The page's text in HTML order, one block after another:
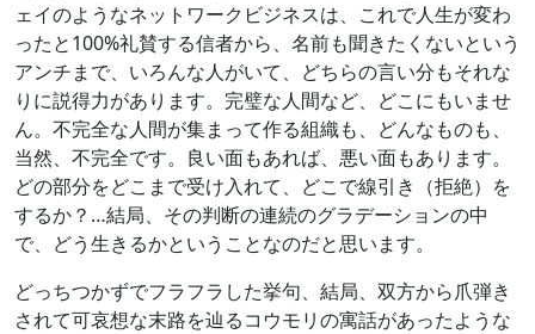
ェイのようなネットワークビジネスは、これで人生が変わ
ったと100%礼賛する信者から、名前も聞きたくないという
アンチまで、いろんな人がいて、どちらの言い分もそれな
りに説得力があります。完璧な人間など、どこにもいませ
ん。不完全な人間が集まって作る組織も、どんなものも、
当然、不完全です。良い面もあれば、悪い面もあります。
どの部分をどこまで受け入れて、どこで線引き（拒絶）を
するか？…結局、その判断の連続のグラデーションの中
で、どう生きるかということなのだと思います。
どっちつかずでフラフラした挙句、結局、双方から爪弾き
されて可哀想な末路を辿るコウモリの寓話があったような